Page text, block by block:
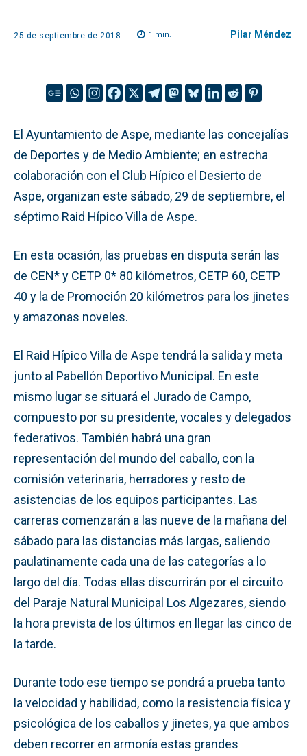
25 de septiembre de 2018 1 min. Pilar Méndez
El Ayuntamiento de Aspe, mediante las concejalías
de Deportes y de Medio Ambiente; en estrecha
colaboración con el Club Hípico el Desierto de
Aspe, organizan este sábado, 29 de septiembre, el
séptimo Raid Hípico Villa de Aspe.
En esta ocasión, las pruebas en disputa serán las
de CEN* y CETP 0* 80 kilómetros, CETP 60, CETP
40 y la de Promoción 20 kilómetros para los jinetes
y amazonas noveles.
El Raid Hípico Villa de Aspe tendrá la salida y meta
junto al Pabellón Deportivo Municipal. En este
mismo lugar se situará el Jurado de Campo,
compuesto por su presidente, vocales y delegados
federativos. También habrá una gran
representación del mundo del caballo, con la
comisión veterinaria, herradores y resto de
asistencias de los equipos participantes. Las
carreras comenzarán a las nueve de la mañana del
sábado para las distancias más largas, saliendo
paulatinamente cada una de las categorías a lo
largo del día. Todas ellas discurrirán por el circuito
del Paraje Natural Municipal Los Algezares, siendo
la hora prevista de los últimos en llegar las cinco de
la tarde.
Durante todo ese tiempo se pondrá a prueba tanto
la velocidad y habilidad, como la resistencia física y
psicológica de los caballos y jinetes, ya que ambos
deben recorrer en armonía estas grandes